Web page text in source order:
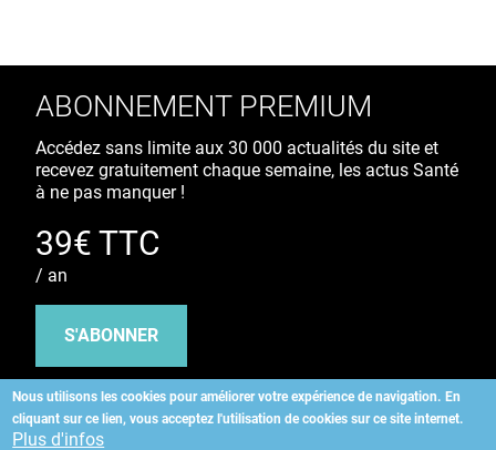
Nous utilisons les cookies pour améliorer votre expérience de navigation. En
cliquant sur ce lien, vous acceptez l'utilisation de cookies sur ce site internet.
Plus d'infos
ABONNEMENT PREMIUM
Accédez sans limite aux 30 000 actualités du site et
recevez gratuitement chaque semaine, les actus Santé
à ne pas manquer !
39€ TTC
/ an
S'ABONNER
Copyright©2026 ALLIEDHEALTH